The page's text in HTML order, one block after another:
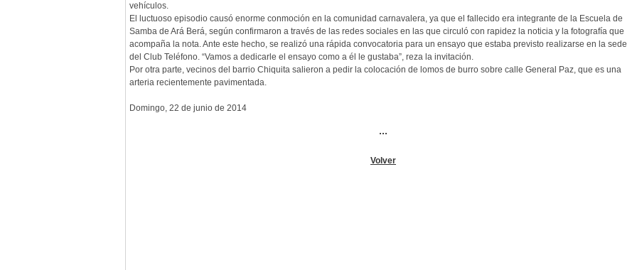
vehículos.
El luctuoso episodio causó enorme conmoción en la comunidad carnavalera, ya que el fallecido era integrante de la Escuela de
Samba de Ará Berá, según confirmaron a través de las redes sociales en las que circuló con rapidez la noticia y la fotografía que
acompaña la nota. Ante este hecho, se realizó una rápida convocatoria para un ensayo que estaba previsto realizarse en la sede
del Club Teléfono. “Vamos a dedicarle el ensayo como a él le gustaba”, reza la invitación.
Por otra parte, vecinos del barrio Chiquita salieron a pedir la colocación de lomos de burro sobre calle General Paz, que es una
arteria recientemente pavimentada.
Domingo, 22 de junio de 2014
...
Volver